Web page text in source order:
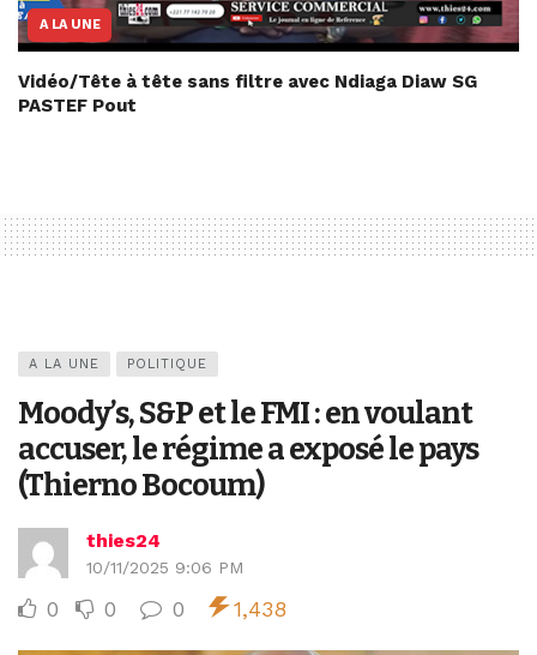
A LA UNE
Vidéo/Tête à tête sans filtre avec Ndiaga Diaw SG
PASTEF Pout
A LA UNE POLITIQUE
Moody’s, S&P et le FMI : en voulant
accuser, le régime a exposé le pays
(Thierno Bocoum)
thies24
10/11/2025 9:06 PM
0 0 0 1,438